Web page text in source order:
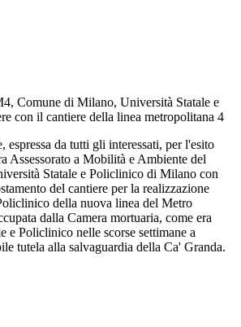
Comune di Milano, Università Statale e
con il cantiere della linea metropolitana 4
espressa da tutti gli interessati, per l'esito
Assessorato a Mobilità e Ambiente del
Statale e Policlinico di Milano con
del cantiere per la realizzazione
della nuova linea del Metro
dalla Camera mortuaria, come era
e Policlinico nelle scorse settimane a
tutela alla salvaguardia della Ca' Granda.